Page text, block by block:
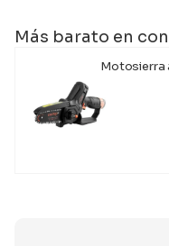
Más barato en
Motosierra